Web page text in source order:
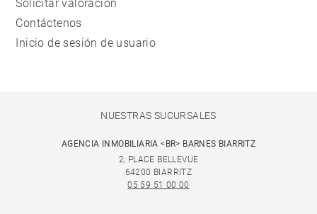
Solicitar valoración
Contáctenos
Inicio de sesión de usuario
NUESTRAS SUCURSALES
AGENCIA INMOBILIARIA <BR> BARNES BIARRITZ
2, PLACE BELLEVUE
64200 BIARRITZ
05 59 51 00 00